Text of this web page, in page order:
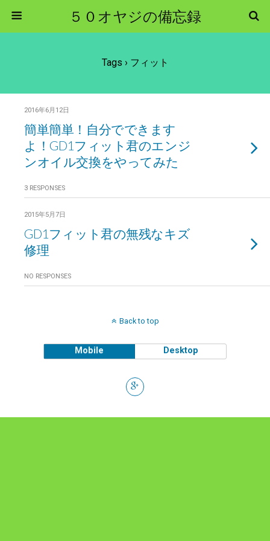
５０オヤジの備忘録
Tags › フィット
2016年6月12日
簡単簡単！自分でできます
よ！GD1フィット君のエンジ
ンオイル交換をやってみた
3 RESPONSES
2015年5月7日
GD1フィット君の無残なキズ
修理
NO RESPONSES
Back to top
Mobile Desktop